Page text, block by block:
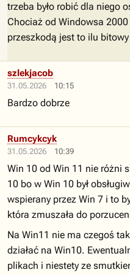
trzeba było robić dla niego
Chociaż od Windowsa 2000
przeszkodą jest to ilu
31.05.2026 10:15
szlekjacob
Bardzo dobrze
31.05.2026 10:39
Rumcykcyk
Win 10 od Win 11 nie różni
10 bo w Win 10 był
wspierany przez Win 7 i to
która zmuszała do
Na Win11 nie ma czegoś
działać na Win10.
plikach i niestety ze